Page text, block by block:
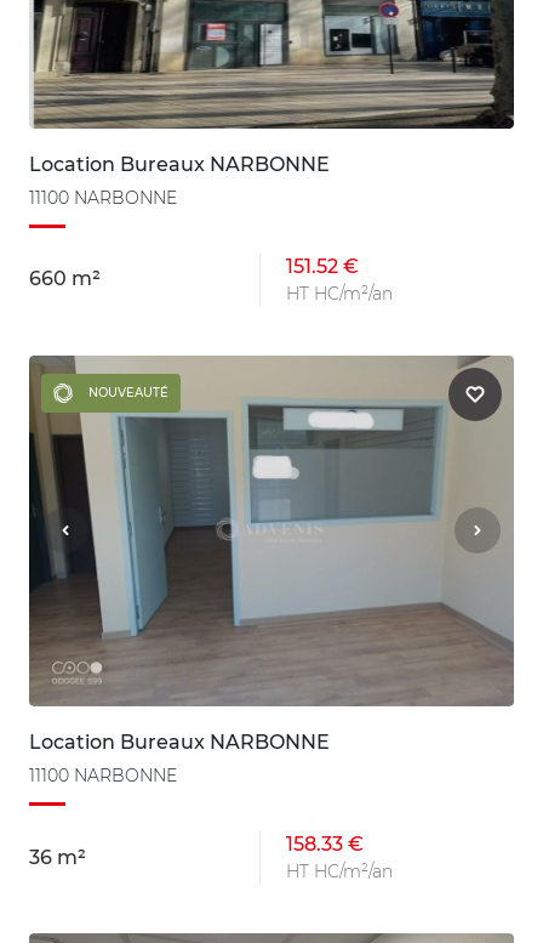
Location Bureaux NARBONNE
11100 NARBONNE
660 m²
151.52 €
HT HC/m²/an
NOUVEAUTÉ
Location Bureaux NARBONNE
11100 NARBONNE
36 m²
158.33 €
HT HC/m²/an